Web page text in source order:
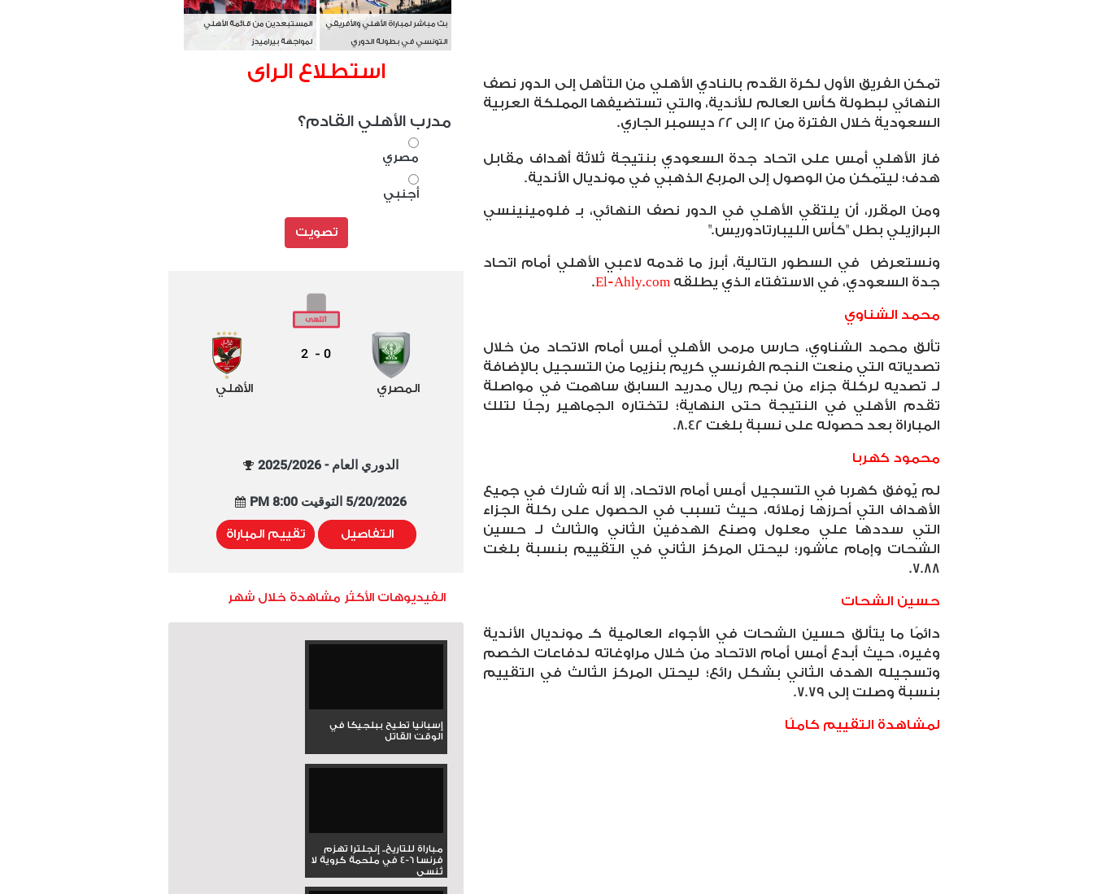
تمكن الفريق الأول لكرة القدم بالنادي الأهلي من التأهل إلى الدور نصف
النهائي لبطولة كأس العالم للأندية، والتي تستضيفها المملكة العربية
السعودية خلال الفترة من 12 إلى 22 ديسمبر الجاري.
فاز الأهلي أمس على اتحاد جدة السعودي بنتيجة ثلاثة أهداف مقابل
هدف؛ ليتمكن من الوصول إلى المربع الذهبي في مونديال الأندية.
ومن المقرر، أن يلتقي الأهلي في الدور نصف النهائي، بـ فلومينينسي
البرازيلي بطل "كأس الليبارتادوريس."
ونستعرض
في السطور التالية، أبرز ما قدمه لاعبي الأهلي أمام اتحاد
جدة السعودي، في الاستفتاء الذي يطلقه El-Ahly.com
.
محمد الشناوي
تألق محمد الشناوي، حارس مرمى الأهلي أمس أمام الاتحاد من خلال
تصدياته التي منعت النجم الفرنسي كريم بنزيما من التسجيل بالإضافة
لـ تصديه لركلة جزاء من نجم ريال مدريد السابق ساهمت في مواصلة
تقدم الأهلي في النتيجة حتى النهاية؛ لتختاره الجماهير رجلًا لتلك
المباراة بعد حصوله على نسبة بلغت 8.42.
محمود كهربا
لم يٌوفق كهربا في التسجيل أمس أمام الاتحاد، إلا أنه شارك في جميع
الأهداف التي أحرزها زملائه، حيث تسبب في الحصول على ركلة الجزاء
التي سددها علي معلول وصنع الهدفين الثاني والثالث لـ حسين
الشحات وإمام عاشور؛ ليحتل المركز الثاني في التقييم بنسبة بلغت
7.88.
حسين الشحات
دائمًا ما يتألق حسين الشحات في الأجواء العالمية كـ مونديال الأندية
وغيره، حيث أبدع أمس أمام الاتحاد من خلال مراوغاته لدفاعات الخصم
وتسجيله الهدف الثاني بشكل رائع؛ ليحتل المركز الثالث في التقييم
بنسبة وصلت إلى 7.79.
لمشاهدة التقييم كاملًا
بث مباشر لمباراة الأهلي والأفريقي
التونسي في بطولة الدوري
المستبعدين من قائمة الأهلي
لمواجهة بيراميدز
استطلاع الراى
مدرب الأهلي القادم؟
مصري
أجنبي
تصويت
المصري
0
-
2
الأهلي
الدوري العام - 2025/2026
5/20/2026 التوقيت 8:00 PM
التفاصيل تقييم المباراة
الفيديوهات الأكثر مشاهدة خلال شهر
إسبانيا تطيح ببلجيكا في
الوقت القاتل
مباراة للتاريخ.. إنجلترا تهزم
فرنسا 6-4 في ملحمة كروية لا
تُنسى